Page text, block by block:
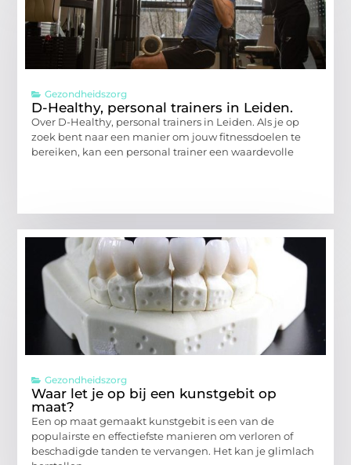
Gezondheidszorg
D-Healthy, personal trainers in Leiden.
Over D-Healthy, personal trainers in Leiden. Als je op
zoek bent naar een manier om jouw fitnessdoelen te
bereiken, kan een personal trainer een waardevolle
Gezondheidszorg
Waar let je op bij een kunstgebit op
maat?
Een op maat gemaakt kunstgebit is een van de
populairste en effectiefste manieren om verloren of
beschadigde tanden te vervangen. Het kan je glimlach